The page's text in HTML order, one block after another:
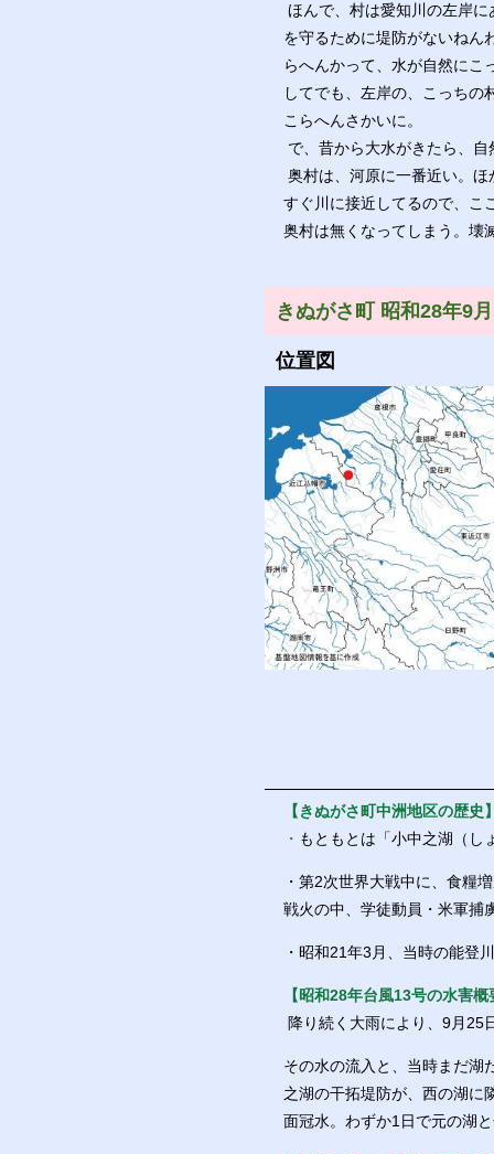
ほんで、村は愛知川の左岸
を守るために堤防がないねん
らへんかって、水が自然にこ
してでも、左岸の、こっちの
こらへんさかいに。
で、昔から大水がきたら、
奥村は、河原に一番近い。
すぐ川に接近してるので、こ
奥村は無くなってしまう。壊
きぬがさ町 昭和28年9
位置図
【きぬがさ町中洲地区の歴
・ もともとは「小中之湖（し
・第2次世界大戦中に、食糧
戦火の中、学徒動員・米軍捕
・昭和21年3月、当時の能登
【昭和28年台風13号の水害概
降り続く大雨により、9月25
その水の流入と、当時まだ湖
之湖の干拓堤防が、西の湖に
面冠水。わずか1日で元の湖